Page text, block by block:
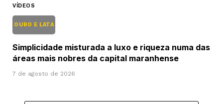
VÍDEOS
OURO E LATA
Simplicidade misturada a luxo e riqueza numa das
áreas mais nobres da capital maranhense
7 de agosto de 2026